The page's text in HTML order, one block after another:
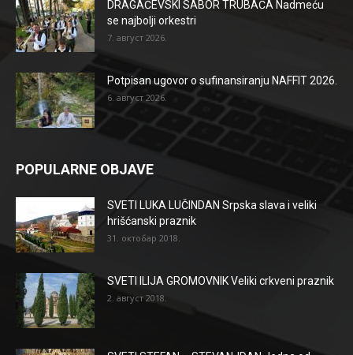
DRAGAČEVSKI SABOR TRUBAČA Nadmeću
se najbolji orkestri
7. август 2026.
Potpisan ugovor o sufinansiranju NAFFIT 2026.
6. август 2026.
POPULARNE OBJAVE
SVETI LUKA LUČINDAN Srpska slava i veliki
hrišćanski praznik
31. октобар 2018.
SVETI ILIJA GROMOVNIK Veliki crkveni praznik
2. август 2018.